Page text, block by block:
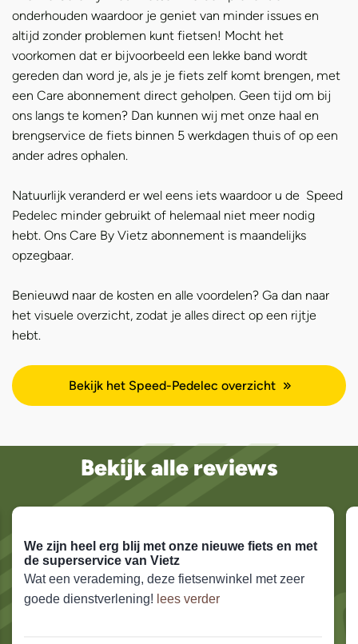
onderhouden waardoor je geniet van minder issues en
altijd zonder problemen kunt fietsen! Mocht het
voorkomen dat er bijvoorbeeld een lekke band wordt
gereden dan word je, als je je fiets zelf komt brengen, met
een Care abonnement direct geholpen. Geen tijd om bij
ons langs te komen? Dan kunnen wij met onze haal en
brengservice de fiets binnen 5 werkdagen thuis of op een
ander adres ophalen.
Natuurlijk veranderd er wel eens iets waardoor u de Speed
Pedelec minder gebruikt of helemaal niet meer nodig
hebt. Ons Care By Vietz abonnement is maandelijks
opzegbaar.
Benieuwd naar de kosten en alle voordelen? Ga dan naar
het visuele overzicht, zodat je alles direct op een rijtje
hebt.
Bekijk het Speed-Pedelec overzicht
Bekijk alle reviews
We zijn heel erg blij met onze nieuwe fiets en met
de superservice van Vietz
Wat een verademing, deze fietsenwinkel met zeer
goede dienstverlening! lees verder